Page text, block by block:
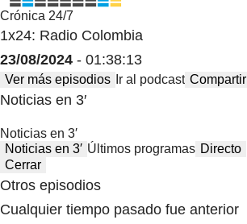
Crónica 24/7
1x24: Radio Colombia
23/08/2024 - 01:38:13
Ver más episodios Ir al podcast Compartir
Noticias en 3′
Noticias en 3′
Noticias en 3′ Últimos programas Directo
Cerrar
Otros episodios
Cualquier tiempo pasado fue anterior